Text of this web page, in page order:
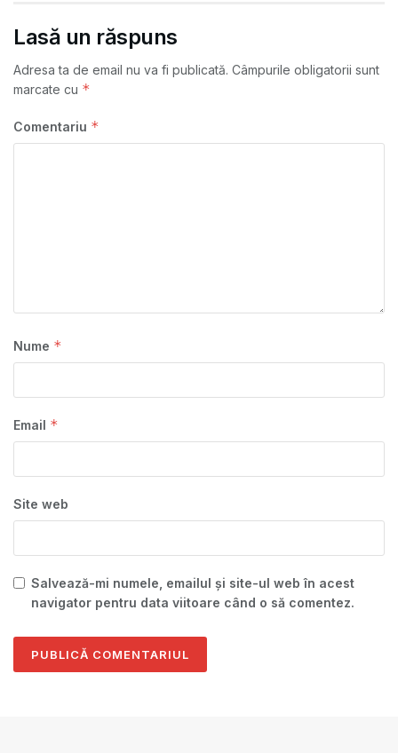
Lasă un răspuns
Adresa ta de email nu va fi publicată. Câmpurile obligatorii sunt
marcate cu *
Comentariu *
Nume *
Email *
Site web
Salvează-mi numele, emailul și site-ul web în acest
navigator pentru data viitoare când o să comentez.